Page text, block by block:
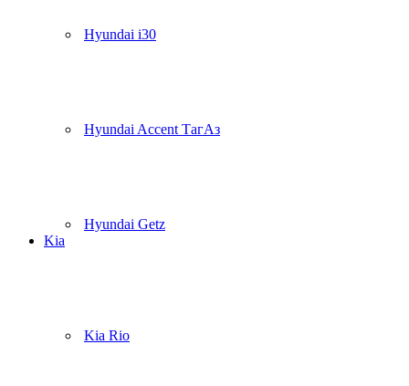
Hyundai i30
Hyundai Accent ТагАз
Hyundai Getz
Kia
Kia Rio